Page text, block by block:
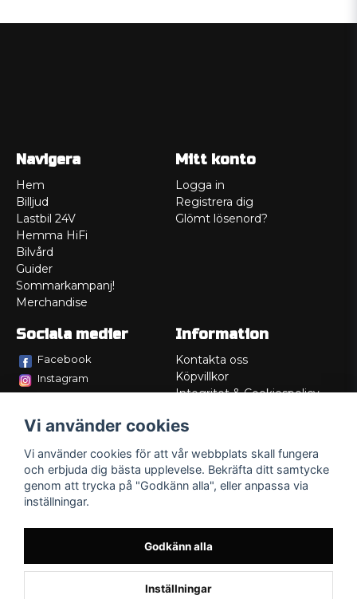
Navigera
Hem
Billjud
Lastbil 24V
Hemma HiFi
Bilvård
Guider
Sommarkampanj!
Merchandise
Mitt konto
Logga in
Registrera dig
Glömt lösenord?
Sociala medier
Facebook
Instagram
Information
Kontakta oss
Köpvillkor
Integritet & Cookiespolicy
Service/Garanti
Lådritning
Om oss
Vi använder cookies
Vi använder cookies för att vår webbplats skall fungera
och erbjuda dig bästa upplevelse. Bekräfta ditt samtycke
genom att trycka på "Godkänn alla", eller anpassa via
inställningar.
Godkänn alla
Inställningar